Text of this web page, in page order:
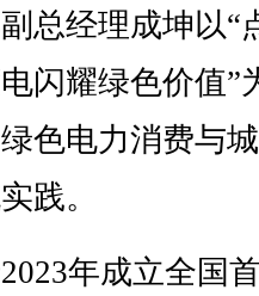
总经理成坤以“
闪耀绿色价值”
色电力消费与
践。
年成立全国